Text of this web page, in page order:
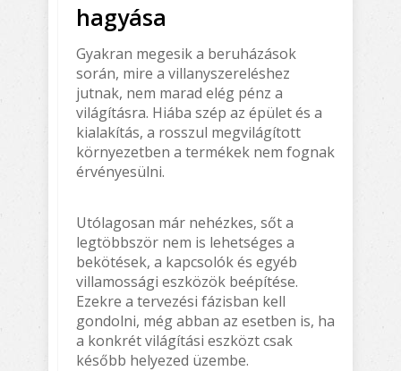
hagyása
Gyakran megesik a beruházások
során, mire a villanyszereléshez
jutnak, nem marad elég pénz a
világításra. Hiába szép az épület és a
kialakítás, a rosszul megvilágított
környezetben a termékek nem fognak
érvényesülni.
Utólagosan már nehézkes, sőt a
legtöbbször nem is lehetséges a
bekötések, a kapcsolók és egyéb
villamossági eszközök beépítése.
Ezekre a tervezési fázisban kell
gondolni, még abban az esetben is, ha
a konkrét világítási eszközt csak
később helyezed üzembe.